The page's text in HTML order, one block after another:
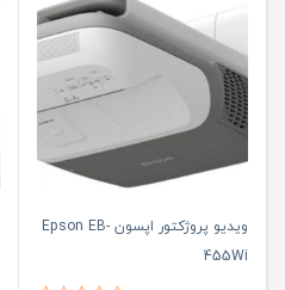
ویدیو پروژکتور اپسون Epson EB-
455Wi